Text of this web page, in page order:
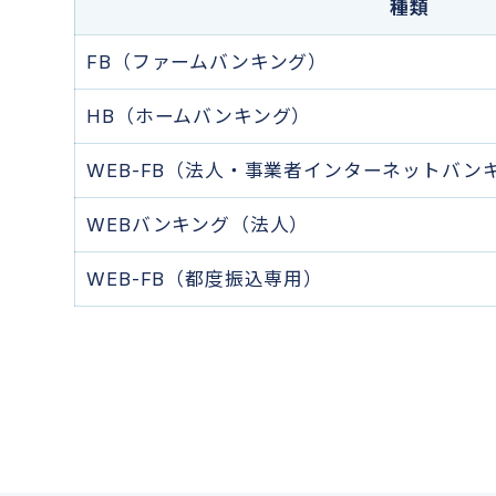
種類
FB（ファームバンキング）
HB（ホームバンキング）
WEB-FB（法人・事業者インターネットバン
WEBバンキング（法人）
WEB-FB（都度振込専用）